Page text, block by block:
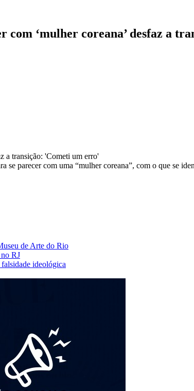
‘mulher coreana’ desfaz a
parecer com uma “mulher coreana”, com o que se
de Arte do Rio
RJ
ideológica